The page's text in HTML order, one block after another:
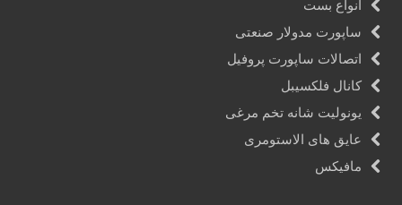
انواع بست
ساپورت مدولار صنعتی
اتصالات ساپورت پروفیل
کانال فلکسیبل
یونولیت شانه تخم مرغی
عایق های الاستومری
مافیکس